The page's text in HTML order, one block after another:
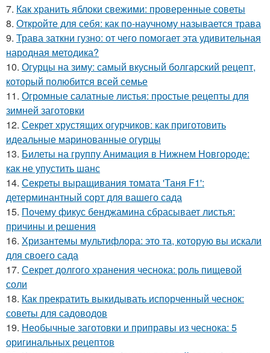
7. Как хранить яблоки свежими: проверенные советы
8. Откройте для себя: как по-научному называется трава
9. Трава заткни гузно: от чего помогает эта удивительная
народная методика?
10. Огурцы на зиму: самый вкусный болгарский рецепт,
который полюбится всей семье
11. Огромные салатные листья: простые рецепты для
зимней заготовки
12. Секрет хрустящих огурчиков: как приготовить
идеальные маринованные огурцы
13. Билеты на группу Анимация в Нижнем Новгороде:
как не упустить шанс
14. Секреты выращивания томата 'Таня F1':
детерминантный сорт для вашего сада
15. Почему фикус бенджамина сбрасывает листья:
причины и решения
16. Хризантемы мультифлора: это та, которую вы искали
для своего сада
17. Секрет долгого хранения чеснока: роль пищевой
соли
18. Как прекратить выкидывать испорченный чеснок:
советы для садоводов
19. Необычные заготовки и приправы из чеснока: 5
оригинальных рецептов